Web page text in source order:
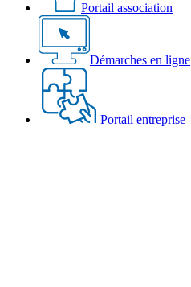
Portail association
Démarches en ligne
Portail entreprise